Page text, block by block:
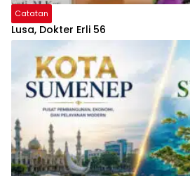
Catatan
Lusa, Dokter Erli 56